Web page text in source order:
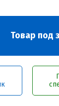
Товар под